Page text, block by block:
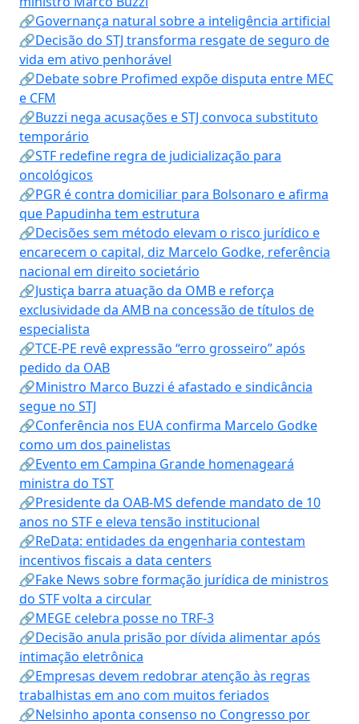
🔗Governança natural sobre a inteligência artificial
🔗Decisão do STJ transforma resgate de seguro de
vida em ativo penhorável
🔗Debate sobre Profimed expõe disputa entre MEC
e CFM
🔗Buzzi nega acusações e STJ convoca substituto
temporário
🔗STF redefine regra de judicialização para
oncológicos
🔗PGR é contra domiciliar para Bolsonaro e afirma
que Papudinha tem estrutura
🔗Decisões sem método elevam o risco jurídico e
encarecem o capital, diz Marcelo Godke, referência
nacional em direito societário
🔗Justiça barra atuação da OMB e reforça
exclusividade da AMB na concessão de títulos de
especialista
🔗TCE-PE revê expressão “erro grosseiro” após
pedido da OAB
🔗Ministro Marco Buzzi é afastado e sindicância
segue no STJ
🔗Conferência nos EUA confirma Marcelo Godke
como um dos painelistas
🔗Evento em Campina Grande homenageará
ministra do TST
🔗Presidente da OAB-MS defende mandato de 10
anos no STF e eleva tensão institucional
🔗ReData: entidades da engenharia contestam
incentivos fiscais a data centers
🔗Fake News sobre formação jurídica de ministros
do STF volta a circular
🔗MEGE celebra posse no TRF-3
🔗Decisão anula prisão por dívida alimentar após
intimação eletrônica
🔗Empresas devem redobrar atenção às regras
trabalhistas em ano com muitos feriados
🔗Nelsinho aponta consenso no Congresso por